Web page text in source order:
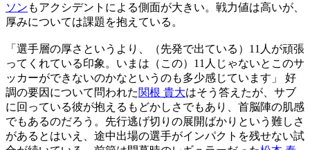
ソン もアクシデントによる側面が大きい。戦力値は高いが、
厚みについては課題を抱えている。
「選手層の厚さというより、（先発で出ている）11人が頑張
ってくれている印象。いまは（この）11人じゃないとこのサ
ッカーができないのかなというのも多少感じています」 好
調の要因について問われた関根 貴大はそう答えたが、サブ
に回っている彼が抱えるもどかしさでもあり、首脳陣の肌感
でもあるのだろう。先行逃げ切りの展開ばかりという難しさ
があるとはいえ、途中出場の選手がインパクトを残せない試